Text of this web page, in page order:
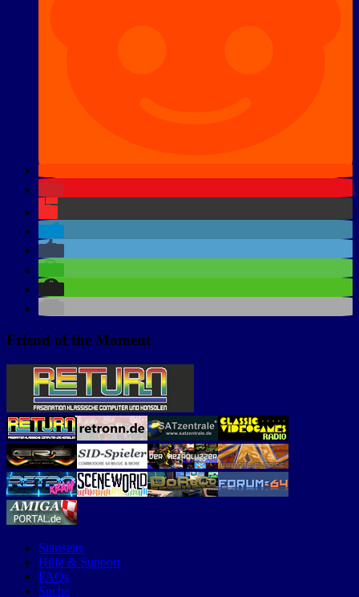
Friend of the Moment
Startseite
Hilfe & Support
FAQs
Suche